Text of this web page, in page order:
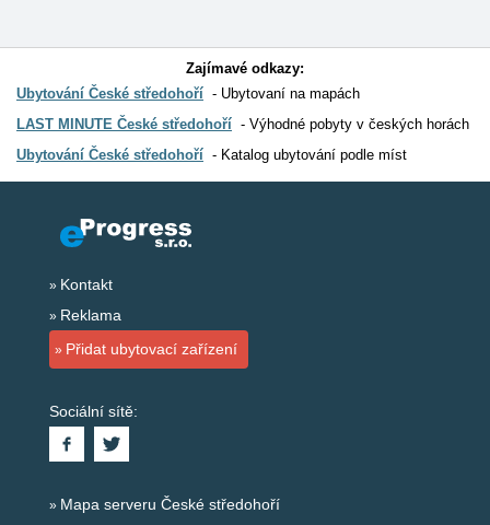
Zajímavé odkazy:
Ubytování České středohoří
Ubytovaní na mapách
LAST MINUTE České středohoří
Výhodné pobyty v českých horách
Ubytování České středohoří
Katalog ubytování podle míst
Kontakt
Reklama
Přidat ubytovací zařízení
Sociální sítě:
Mapa serveru České středohoří